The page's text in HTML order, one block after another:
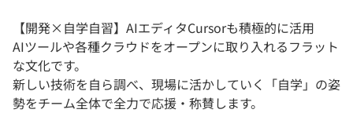
【開発×自学自習】AIエディタCursorも積極的に活用
AIツールや各種クラウドをオープンに取り入れるフラット
な文化です。
新しい技術を自ら調べ、現場に活かしていく「自学」の姿
勢をチーム全体で全力で応援・称賛します。